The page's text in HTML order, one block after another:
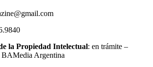
la Propiedad Intelectual: en trámite –
Argentina